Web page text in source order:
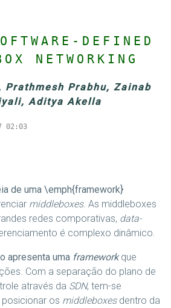
DEFINED
NETWORKING
Prathmesh Prabhu, Zainab
Aditya Akella
02:03
de uma \emph{framework}
middleboxes. As middleboxes
redes comporativas, data-
é complexo dinâmico.
apresenta uma framework que
Com a separação do plano de
através da SDN, tem-se
os middleboxesdentro da